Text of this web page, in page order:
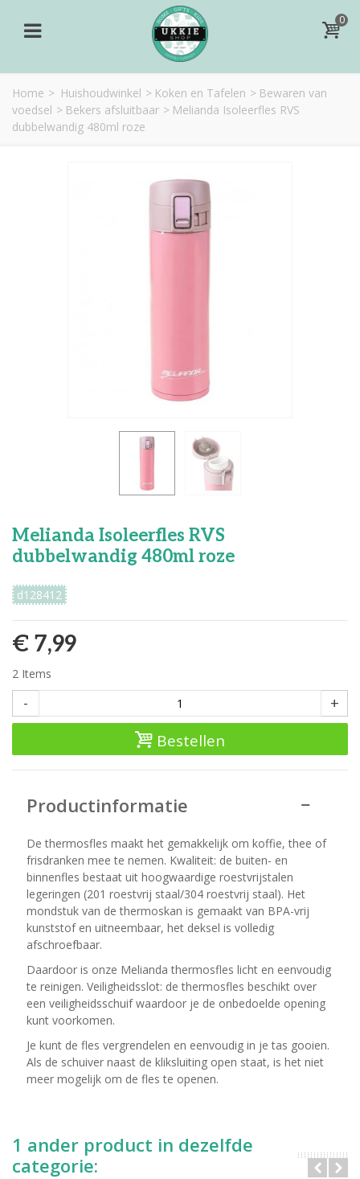
0
Home > Huishoudwinkel > Koken en Tafelen > Bewaren van
voedsel > Bekers afsluitbaar > Melianda Isoleerfles RVS
dubbelwandig 480ml roze
Melianda Isoleerfles RVS
dubbelwandig 480ml roze
d128412
€ 7,99
2 Items
- +
Bestellen
Productinformatie
De thermosfles maakt het gemakkelijk om koffie, thee of
frisdranken mee te nemen. Kwaliteit: de buiten- en
binnenfles bestaat uit hoogwaardige roestvrijstalen
legeringen (201 roestvrij staal/304 roestvrij staal). Het
mondstuk van de thermoskan is gemaakt van BPA-vrij
kunststof en uitneembaar, het deksel is volledig
afschroefbaar.
Daardoor is onze Melianda thermosfles licht en eenvoudig
te reinigen. Veiligheidsslot: de thermosfles beschikt over
een veiligheidsschuif waardoor je de onbedoelde opening
kunt voorkomen.
Je kunt de fles vergrendelen en eenvoudig in je tas gooien.
Als de schuiver naast de kliksluiting open staat, is het niet
meer mogelijk om de fles te openen.
1 ander product in dezelfde
categorie: